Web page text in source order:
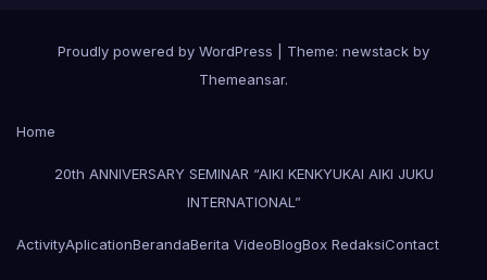
Proudly powered by WordPress
Theme: newstack by
Themeansar.
Home
20th ANNIVERSARY SEMINAR “AIKI KENKYUKAI AIKI JUKU
INTERNATIONAL”
ActivityAplicationBerandaBerita VideoBlogBox RedaksiContact